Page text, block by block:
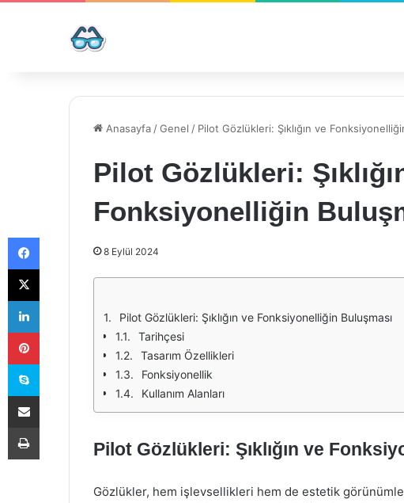
Anasayfa /Genel / Pilot Gözlükleri: Şıklığın ve
Pilot Gözlükleri:
Fonksiyonelliğin
8 Eylül 2024
Pilot Gözlükleri: Şıklığın ve Fonksiyonelliğin Buluşması
Tarihçesi
Tasarım Özellikleri
Fonksiyonellik
Kullanım Alanları
Pilot Gözlükleri: Şıklığın ve
Gözlükler, hem işlevsellikleri hem de estetik
Facebook
X
LinkedIn
Pinterest
Skype
E-Posta ile paylaş